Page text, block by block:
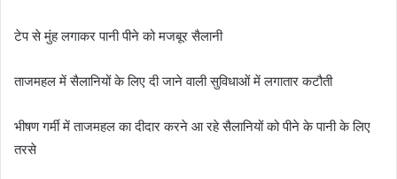
टेप से मुंह लगाकर पानी पीने को मजबूर सैलानी
ताजमहल में सैलानियों के लिए दी जाने वाली सुविधाओं में लगातार कटौती
भीषण गर्मी में ताजमहल का दीदार करने आ रहे सैलानियों को पीने के पानी के लिए
तरसे